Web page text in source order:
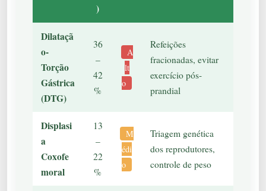
)
Dilataçã
o-
Torção
Gástrica
(DTG)
36
–
42
%
A
lt
o
Refeições
fracionadas, evitar
exercício pós-
prandial
Displasi
a
Coxofe
moral
13
–
22
%
M
édi
o
Triagem genética
dos reprodutores,
controle de peso